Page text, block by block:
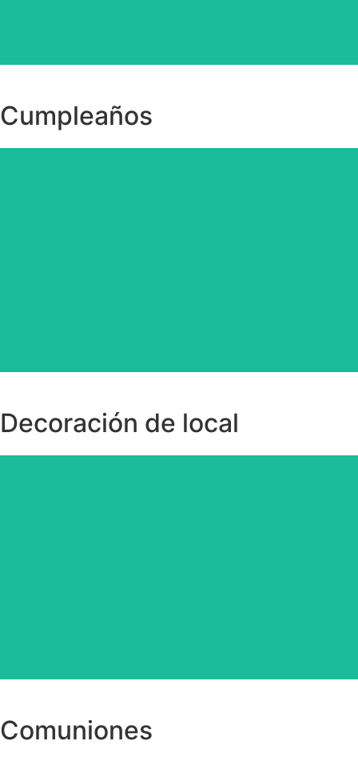
Cumpleaños
Decoración de local
Comuniones